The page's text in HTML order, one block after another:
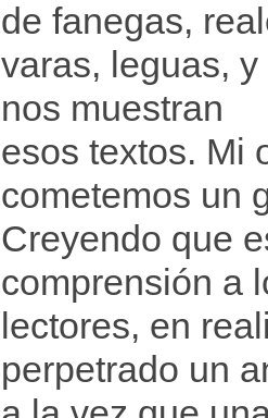
de fanegas,
varas, leguas,
nos muestran
esos textos. Mi
cometemos un
Creyendo que
comprensión a
lectores, en
perpetrado un